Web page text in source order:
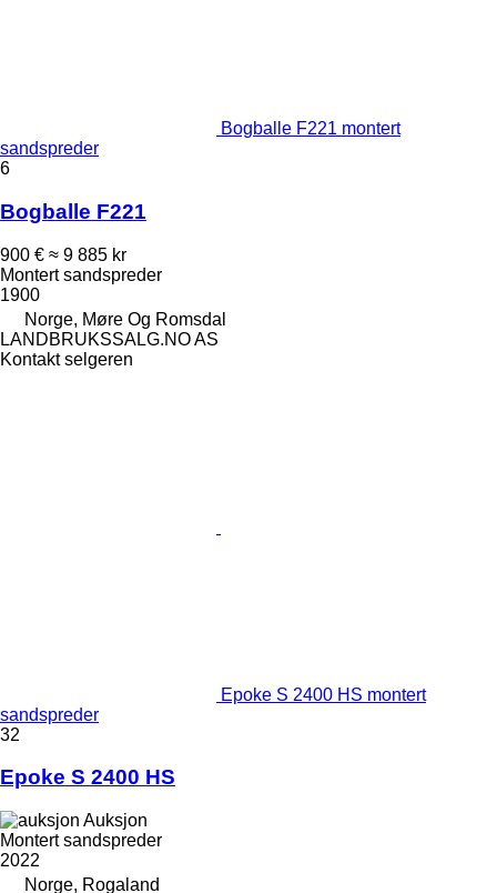
Bogballe F221 montert
sandspreder
6
Bogballe F221
900 € ≈ 9 885 kr
Montert sandspreder
1900
Norge, Møre Og Romsdal
LANDBRUKSSALG.NO AS
Kontakt selgeren
Epoke S 2400 HS montert
sandspreder
32
Epoke S 2400 HS
Auksjon
Montert sandspreder
2022
Norge, Rogaland